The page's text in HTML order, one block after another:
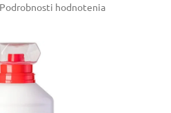
Podrobnosti hodnotenia